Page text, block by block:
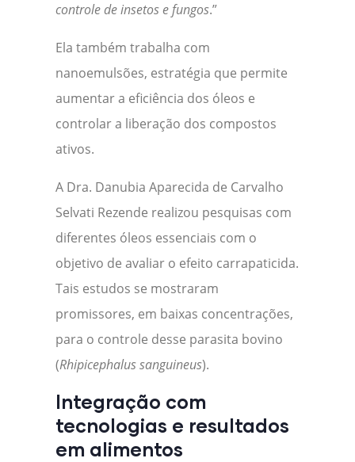
controle de insetos e fungos.”
Ela também trabalha com
nanoemulsões, estratégia que permite
aumentar a eficiência dos óleos e
controlar a liberação dos compostos
ativos.
A Dra. Danubia Aparecida de Carvalho
Selvati Rezende realizou pesquisas com
diferentes óleos essenciais com o
objetivo de avaliar o efeito carrapaticida.
Tais estudos se mostraram
promissores, em baixas concentrações,
para o controle desse parasita bovino
(Rhipicephalus sanguineus).
Integração com
tecnologias e resultados
em alimentos